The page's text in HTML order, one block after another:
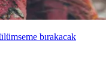
bırakacak